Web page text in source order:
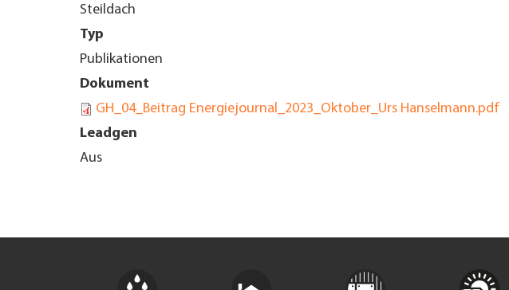
Steildach
Typ
Publikationen
Dokument
GH_04_Beitrag Energiejournal_2023_Oktober_Urs Hanselmann.pdf
Leadgen
Aus